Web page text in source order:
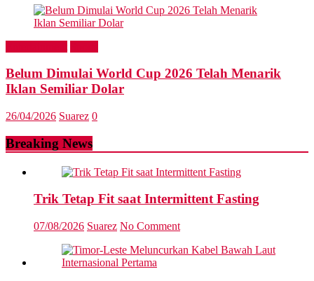
Belum Dimulai World Cup 2026 Telah Menarik
Iklan Semiliar Dolar
26/04/2026 Suarez 0
Breaking News
Trik Tetap Fit saat Intermittent Fasting
07/08/2026 Suarez No Comment